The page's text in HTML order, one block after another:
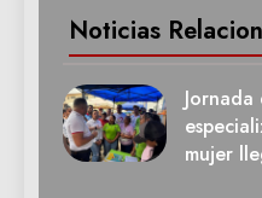
Noticias
mujer